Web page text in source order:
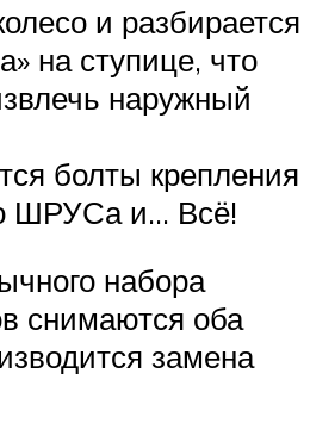
и разбирается
на ступице, что
наружный
болты крепления
ШРУСа и… Всё!
набора
снимаются оба
замена